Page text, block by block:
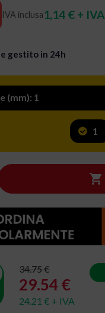
IVA inclusa1,14 € + IVA
gestito in 24h
(mm): 1
1

34.75 €
29.54 €
24.21 € + IVA